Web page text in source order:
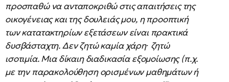
προσπαθώ να ανταποκριθώ στις απαιτήσεις της
οικογένειας και της δουλειάς μου, η προοπτική
των κατατακτηρίων εξετάσεων είναι πρακτικά
δυσβάσταχτη. Δεν ζητώ καμία χάρη∙ ζητώ
ισοτιμία. Μια δίκαιη διαδικασία εξομοίωσης (π.χ.
με την παρακολούθηση ορισμένων μαθημάτων ή